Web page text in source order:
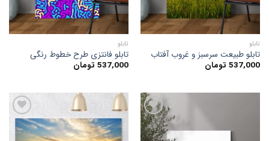
تابلو
تابلو طبیعت سرسبز و غروب آفتاب
537,000 تومان
تابلو
تابلو فانتزی طرح خطوط رنگی
537,000 تومان